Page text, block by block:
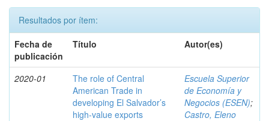
Resultados por ítem:
Fecha de
publicación
Título Autor(es)
2020-01
The role of Central
American Trade in
developing El Salvador’s
high-value exports
Escuela Superior
de Economía y
Negocios (ESEN);
Castro, Eleno